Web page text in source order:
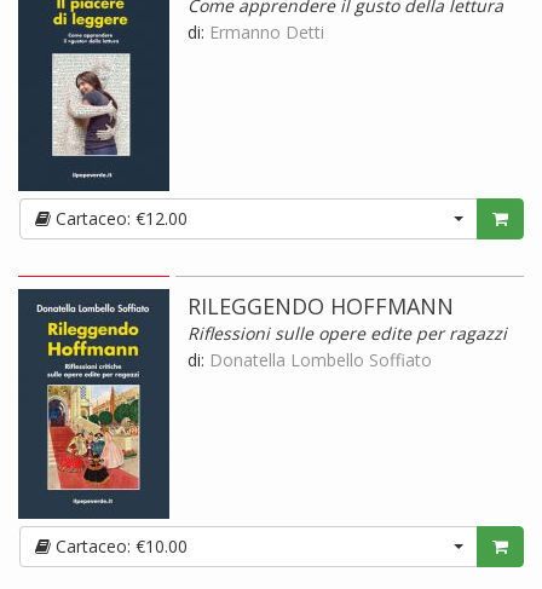
Come apprendere il gusto della lettura
di: Ermanno Detti
Cartaceo: €12.00
RILEGGENDO HOFFMANN
Riflessioni sulle opere edite per ragazzi
di: Donatella Lombello Soffiato
Cartaceo: €10.00